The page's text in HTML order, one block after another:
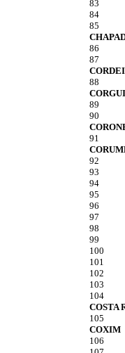
83
84
85
86
87
88
89
90
91
92
93
94
95
96
97
98
99
100
101
102
103
104
COSTA
105
COXIM
106